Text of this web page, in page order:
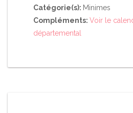
Catégorie(s): Minimes
Compléments: Voir le
départemental